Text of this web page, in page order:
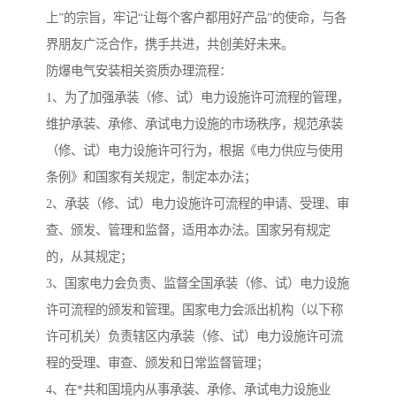
上”的宗旨，牢记“让每个客户都用好产品”的使命，与各
界朋友广泛合作，携手共进，共创美好未来。
防爆电气安装相关资质办理流程：
1、为了加强承装（修、试）电力设施许可流程的管理，
维护承装、承修、承试电力设施的市场秩序，规范承装
（修、试）电力设施许可行为，根据《电力供应与使用
条例》和国家有关规定，制定本办法；
2、承装（修、试）电力设施许可流程的申请、受理、审
查、颁发、管理和监督，适用本办法。国家另有规定
的，从其规定；
3、国家电力会负责、监督全国承装（修、试）电力设施
许可流程的颁发和管理。国家电力会派出机构（以下称
许可机关）负责辖区内承装（修、试）电力设施许可流
程的受理、审查、颁发和日常监督管理；
4、在*共和国境内从事承装、承修、承试电力设施业